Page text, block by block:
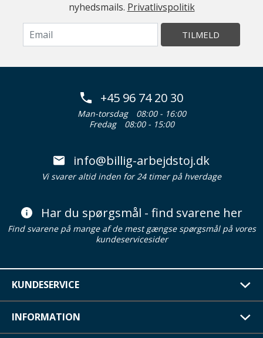
nyhedsmails. Privatlivspolitik
TILMELD
+45 96 74 20 30
Man-torsdag
08:00 - 16:00
Fredag
08:00 - 15:00
info@billig-arbejdstoj.dk
Vi svarer altid inden for 24 timer på hverdage
Har du spørgsmål - find svarene her
Find svarene på mange af de mest gængse spørgsmål på vores
kundeservicesider
KUNDESERVICE
INFORMATION